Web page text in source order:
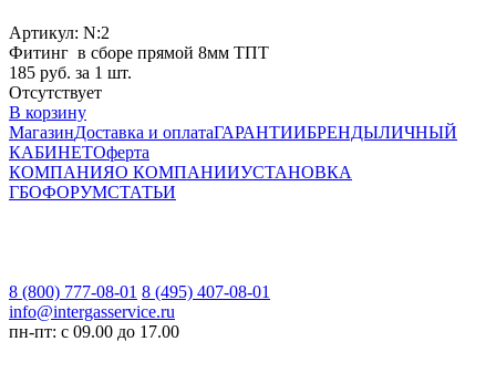
Артикул: N:2
Фитинг в сборе прямой 8мм ТПТ
185 руб. за 1 шт.
Отсутствует
В корзину
МагазинДоставка и оплатаГАРАНТИИБРЕНДЫЛИЧНЫЙ
КАБИНЕТОферта
КОМПАНИЯО КОМПАНИИУСТАНОВКА
ГБОФОРУМСТАТЬИ
8 (800) 777-08-01 8 (495) 407-08-01
info@intergasservice.ru
пн-пт: с 09.00 до 17.00